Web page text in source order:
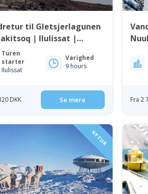
til Gletsjerlagunen
| Ilulissat |
Turen
starter
Ilulissat
Varighed
9 hours
DKK Se mere Fra 2
NY TUR